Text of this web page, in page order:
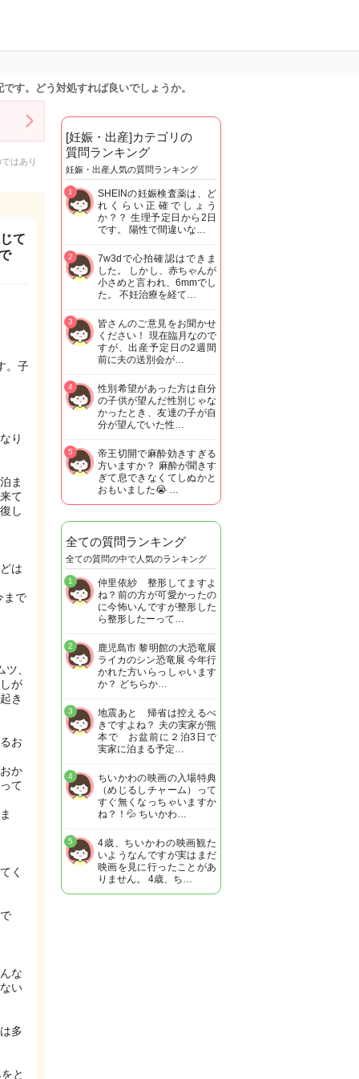
す。どう対処すれば良いでしょうか。
はあり
て
。子
り
ま
て
し
は
まで
、
が
き
お
か
て
く
な
い
多
と
[妊娠・出産]カテゴリの
質問ランキング
妊娠・出産人気の質問ランキング
SHEINの妊娠検査薬は、ど
れくらい正確でしょう
か？？ 生理予定日から2日
です。 陽性で間違いな…
1
7w3dで心拍確認はできま
した。 しかし、赤ちゃんが
小さめと言われ、6mmでし
た。 不妊治療を経て…
2
皆さんのご意見をお聞かせ
ください！ 現在臨月なので
すが、出産予定日の2週間
前に夫の送別会が…
3
性別希望があった方は自分
の子供が望んだ性別じゃな
かったとき、友達の子が自
分が望んでいた性…
4
帝王切開で麻酔効きすぎる
方いますか？ 麻酔が聞きす
ぎて息できなくてしぬかと
おもいました😭 …
5
全ての質問ランキング
全ての質問の中で人気のランキング
仲里依紗 整形してますよ
ね？前の方が可愛かったの
に今怖いんですが整形した
ら整形したーって…
1
鹿児島市 黎明館の大恐竜展
ライカのシン恐竜展 今年行
かれた方いらっしゃいます
か？ どちらか…
2
地震あと 帰省は控えるべ
きですよね？ 夫の実家が熊
本で お盆前に２泊3日で
実家に泊まる予定…
3
ちいかわの映画の入場特典
（めじるしチャーム）って
すぐ無くなっちゃいますか
ね？！💦 ちいかわ…
4
4歳、ちいかわの映画観た
いようなんですが実はまだ
映画を見に行ったことがあ
りません。 4歳、ち…
5